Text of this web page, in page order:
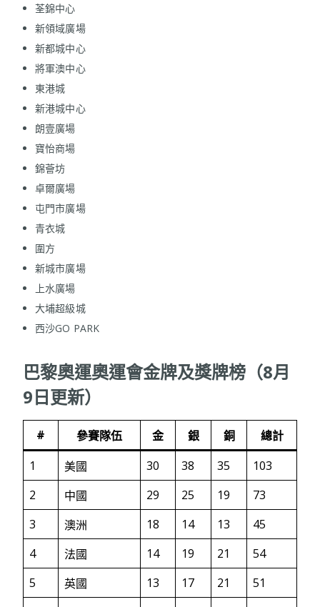
荃錦中心
新領域廣場
新都城中心
將軍澳中心
東港城
新港城中心
朗壹廣場
寶怡商場
錦薈坊
卓爾廣場
屯門市廣場
青衣城
圍方
新城市廣場
上水廣場
大埔超級城
西沙GO PARK
巴黎奧運奧運會金牌及獎牌榜（8月
9日更新）
# 參賽隊伍 金 銀 銅
總計
1
美國 30 38 35
103
2
中國 29 25 19
73
3
澳洲 18 14 13
45
4
法國 14 19 21
54
5
英國 13 17 21
51